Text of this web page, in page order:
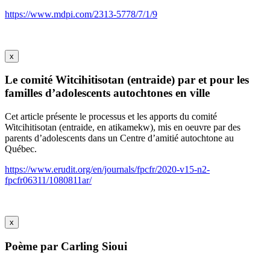
https://www.mdpi.com/2313-5778/7/1/9
x
Le comité Witcihitisotan (entraide) par et pour les
familles d’adolescents autochtones en ville
Cet article présente le processus et les apports du comité
Witcihitisotan (entraide, en atikamekw), mis en oeuvre par des
parents d’adolescents dans un Centre d’amitié autochtone au
Québec.
https://www.erudit.org/en/journals/fpcfr/2020-v15-n2-
fpcfr06311/1080811ar/
x
Poème par Carling Sioui